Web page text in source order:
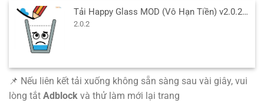
Tải Happy Glass MOD (Vô Hạn Tiền) v2.0.2 APK cho Android
2.0.2
📌 Nếu liên kết tải xuống không sẵn sàng sau vài giây, vui
lòng tắt Adblock và thử làm mới lại trang